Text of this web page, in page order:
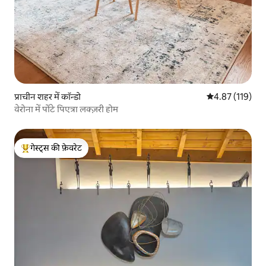
प्राचीन शहर में कॉन्डो औसत रेटिंग 5 में से
4.87 (119)
वेरोना में पोंटे पिएत्रा लक्ज़री होम
गेस्ट्स का टॉप फ़ेवरेट
गेस्ट्स की फ़ेवरेट